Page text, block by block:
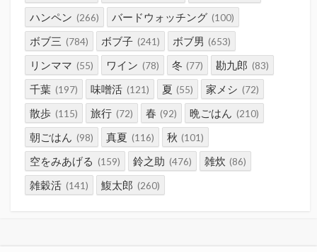
ハンペン (266) バードウォッチング (100)
ボブ三 (784) ボブ子 (241) ボブ男 (653)
リンママ (55) ワイン (78) 冬 (77) 勘九郎 (83)
千葉 (197) 味噌活 (121) 夏 (55) 家メシ (72)
散歩 (115) 旅行 (72) 春 (92) 晩ごはん (210)
朝ごはん (98) 真夏 (116) 秋 (101)
空をみあげる (159) 鈴之助 (476) 雑炊 (86)
雑穀活 (141) 鰒太郎 (260)